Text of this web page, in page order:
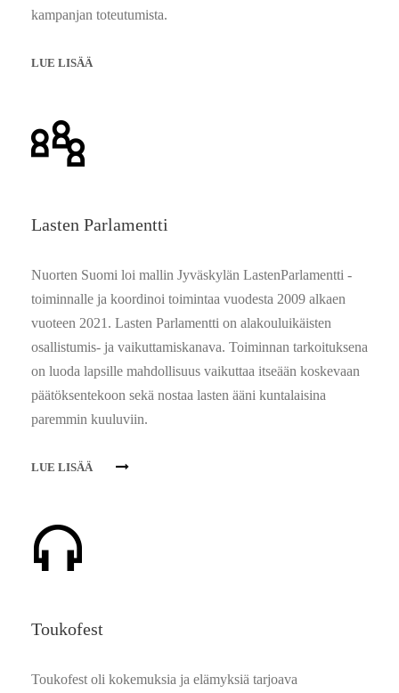
kampanjan toteutumista.
LUE LISÄÄ
Lasten Parlamentti
Nuorten Suomi loi mallin Jyväskylän LastenParlamentti -
toiminnalle ja koordinoi toimintaa vuodesta 2009 alkaen
vuoteen 2021. Lasten Parlamentti on alakouluikäisten
osallistumis- ja vaikuttamiskanava. Toiminnan tarkoituksena
on luoda lapsille mahdollisuus vaikuttaa itseään koskevaan
päätöksentekoon sekä nostaa lasten ääni kuntalaisina
paremmin kuuluviin.
LUE LISÄÄ
Toukofest
Toukofest oli kokemuksia ja elämyksiä tarjoava